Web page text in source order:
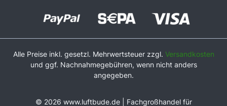
Alle Preise inkl. gesetzl. Mehrwertsteuer zzgl. Versandkosten
und ggf. Nachnahmegebühren, wenn nicht anders
angegeben.
© 2026 www.luftbude.de | Fachgroßhandel für